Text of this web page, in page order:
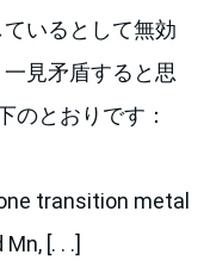
いるとして無効
見矛盾すると思
のとおりです：
transition metal
[. . .]